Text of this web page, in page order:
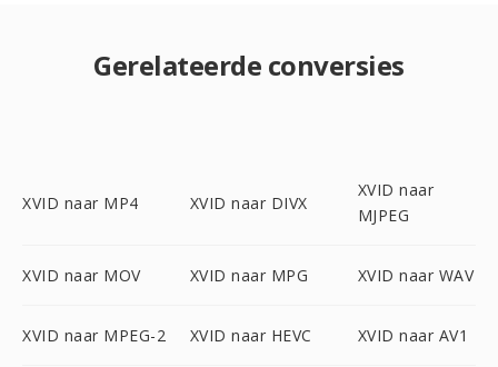
Gerelateerde conversies
XVID naar MP4 XVID naar DIVX
XVID naar
MJPEG
XVID naar MOV XVID naar MPG XVID naar WAV
XVID naar MPEG-2 XVID naar HEVC XVID naar AV1